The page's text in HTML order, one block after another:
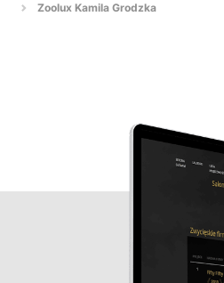
Zoolux Kamila Grodzka